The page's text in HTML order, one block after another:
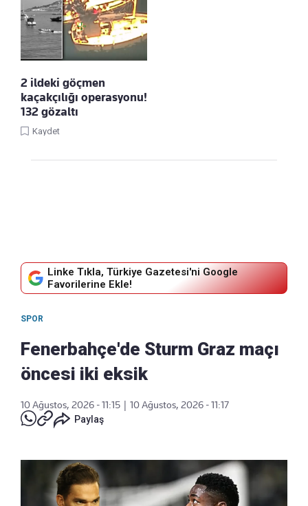
2 ildeki göçmen
kaçakçılığı operasyonu!
132 gözaltı
Kaydet
Linke Tıkla, Türkiye Gazetesi'ni Google
Favorilerine Ekle!
SPOR
Fenerbahçe'de Sturm Graz maçı
öncesi iki eksik
10 Ağustos, 2026 - 11:15
10 Ağustos, 2026 - 11:17
Paylaş